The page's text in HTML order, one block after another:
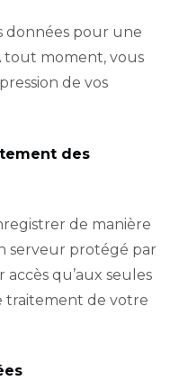
données pour une
tout moment, vous
de vos
des
de manière
serveur protégé par
qu’aux seules
traitement de votre